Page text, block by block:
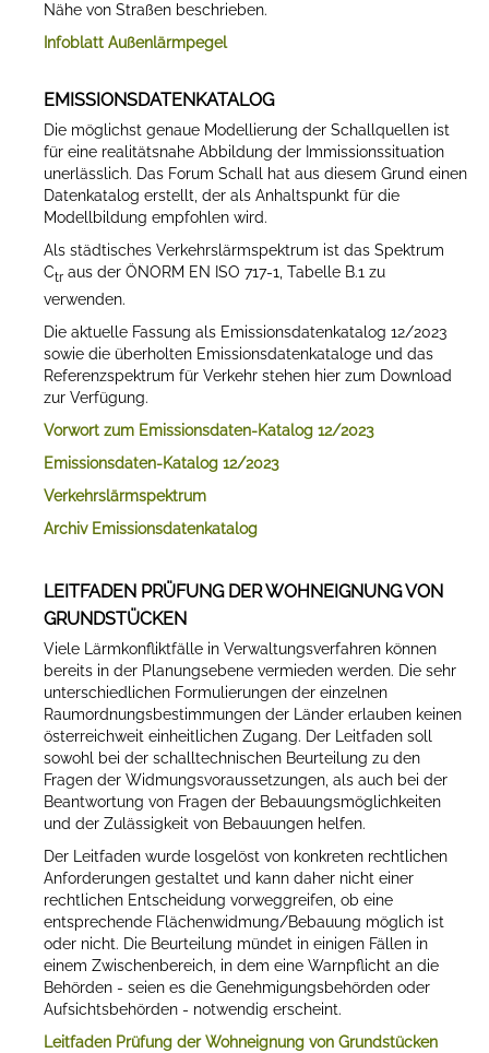
Nähe von Straßen beschrieben.
Infoblatt Außenlärmpegel
EMISSIONSDATENKATALOG
Die möglichst genaue Modellierung der Schallquellen ist
für eine realitätsnahe Abbildung der Immissionssituation
unerlässlich. Das Forum Schall hat aus diesem Grund einen
Datenkatalog erstellt, der als Anhaltspunkt für die
Modellbildung empfohlen wird.
Als städtisches Verkehrslärmspektrum ist das Spektrum
Ctr aus der ÖNORM EN ISO 717-1, Tabelle B.1 zu
verwenden.
Die aktuelle Fassung als Emissionsdatenkatalog 12/2023
sowie die überholten Emissionsdatenkataloge und das
Referenzspektrum für Verkehr stehen hier zum Download
zur Verfügung.
Vorwort zum Emissionsdaten-Katalog 12/2023
Emissionsdaten-Katalog 12/2023
Verkehrslärmspektrum
Archiv Emissionsdatenkatalog
LEITFADEN PRÜFUNG DER WOHNEIGNUNG VON
GRUNDSTÜCKEN
Viele Lärmkonfliktfälle in Verwaltungsverfahren können
bereits in der Planungsebene vermieden werden. Die sehr
unterschiedlichen Formulierungen der einzelnen
Raumordnungsbestimmungen der Länder erlauben keinen
österreichweit einheitlichen Zugang. Der Leitfaden soll
sowohl bei der schalltechnischen Beurteilung zu den
Fragen der Widmungsvoraussetzungen, als auch bei der
Beantwortung von Fragen der Bebauungsmöglichkeiten
und der Zulässigkeit von Bebauungen helfen.
Der Leitfaden wurde losgelöst von konkreten rechtlichen
Anforderungen gestaltet und kann daher nicht einer
rechtlichen Entscheidung vorweggreifen, ob eine
entsprechende Flächenwidmung/Bebauung möglich ist
oder nicht. Die Beurteilung mündet in einigen Fällen in
einem Zwischenbereich, in dem eine Warnpflicht an die
Behörden - seien es die Genehmigungsbehörden oder
Aufsichtsbehörden - notwendig erscheint.
Leitfaden Prüfung der Wohneignung von Grundstücken